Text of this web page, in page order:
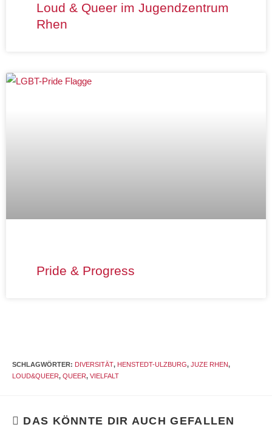
Loud & Queer im Jugendzentrum
Rhen
Pride & Progress
SCHLAGWÖRTER: DIVERSITÄT, HENSTEDT-ULZBURG, JUZE RHEN,
LOUD&QUEER, QUEER, VIELFALT
DAS KÖNNTE DIR AUCH GEFALLEN